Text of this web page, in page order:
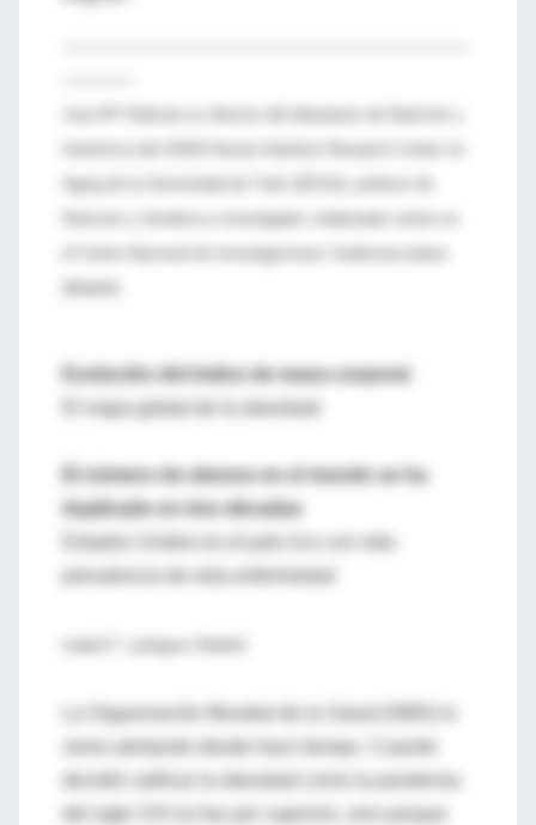
Evolución del índice de masa corporal
El mapa global de la obesidad
El número de obesos en el mundo se ha
duplicado en tres décadas
La Organización Mundial de la Salud (OMS) lo
viene alertando desde hace tiempo. Cuando
del siglo XXI no fue por capricho, sino porque